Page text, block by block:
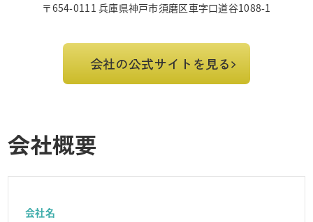
〒654-0111 兵庫県神戸市須磨区車字口道谷1088-1
会社の公式サイトを見る
会社概要
会社名